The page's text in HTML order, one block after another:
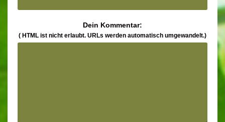
Dein Kommentar:
( HTML ist nicht erlaubt. URLs werden automatisch umgewandelt.)